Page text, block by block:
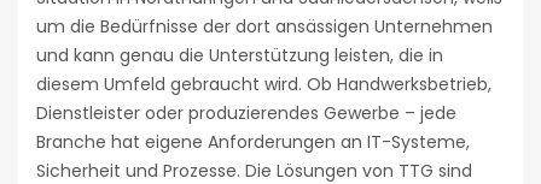
um die Bedürfnisse der dort ansässigen Unternehmen
und kann genau die Unterstützung leisten, die in
diesem Umfeld gebraucht wird. Ob Handwerksbetrieb,
Dienstleister oder produzierendes Gewerbe – jede
Branche hat eigene Anforderungen an IT-Systeme,
Sicherheit und Prozesse. Die Lösungen von TTG sind